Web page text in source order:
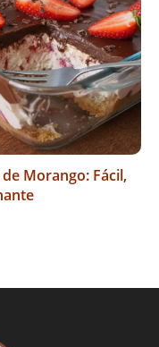
Morango: Fácil,